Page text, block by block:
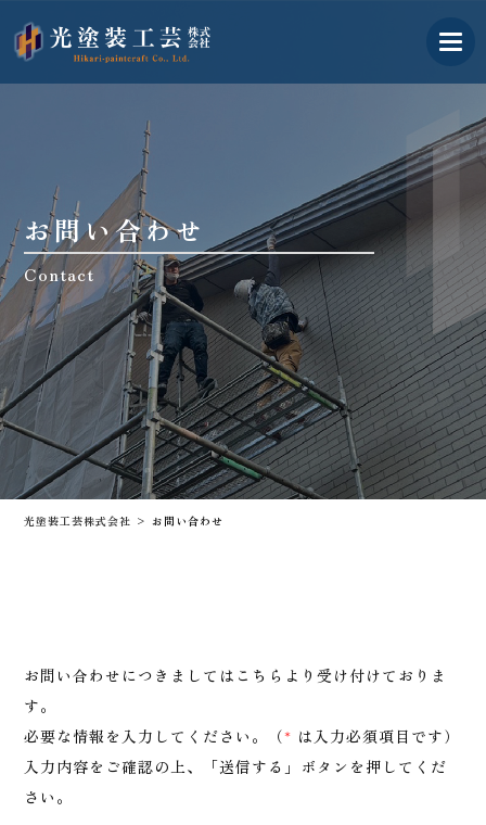
古河市の外壁塗装業者｜光
お問い合わせ
Contact
光塗装工芸株式会社 >お問い合わせ
お問い合わせにつきましてはこちらより受け付けておりま
す。
必要な情報を入力してください。（* は入力必須項目です）
入力内容をご確認の上、「送信する」ボタンを押してくだ
さい。